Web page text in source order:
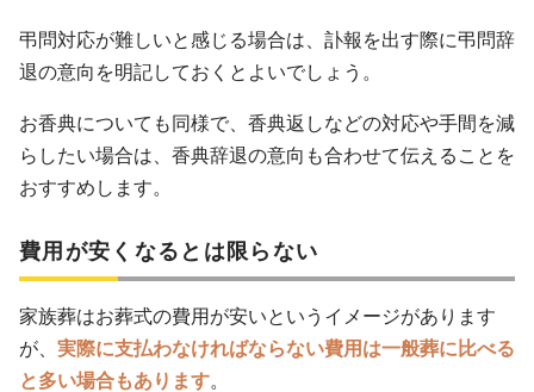
弔問対応が難しいと感じる場合は、訃報を出す際に弔問辞
退の意向を明記しておくとよいでしょう。
お香典についても同様で、香典返しなどの対応や手間を減
らしたい場合は、香典辞退の意向も合わせて伝えることを
おすすめします。
費用が安くなるとは限らない
家族葬はお葬式の費用が安いというイメージがあります
が、 実際に支払わなければならない費用は一般葬に比べる
と多い場合もあります。